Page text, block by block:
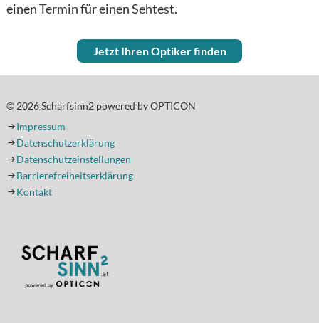
einen Termin für einen Sehtest.
Jetzt Ihren Optiker finden
© 2026 Scharfsinn2 powered by OPTICON
Impressum
Datenschutzerklärung
Datenschutzeinstellungen
Barrierefreiheitserklärung
Kontakt